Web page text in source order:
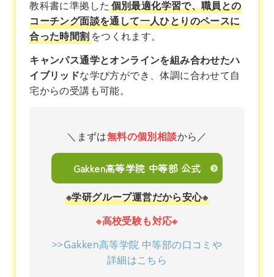
教科書に準拠した 個別最適化学習で、職員との
コーチング面談を通して一人ひとりのペースに
合った時間割をつくれます。
キャンパス通学とオンラインを組み合わせたハ
イブリッドな学び方ができ、体調に合わせて自
宅からの受講も可能。
＼まずは無料の個別相談から／
Gakken高等学院 中等部 公式
※学研グループ運営だから安心※
※高校受験も対応※
>>Gakken高等学院 中等部の口コミや
詳細はこちら